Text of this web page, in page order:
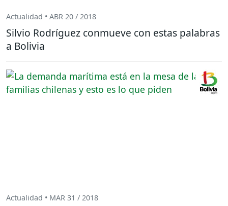
Actualidad • ABR 20 / 2018
Silvio Rodríguez conmueve con estas palabras
a Bolivia
Actualidad • MAR 31 / 2018